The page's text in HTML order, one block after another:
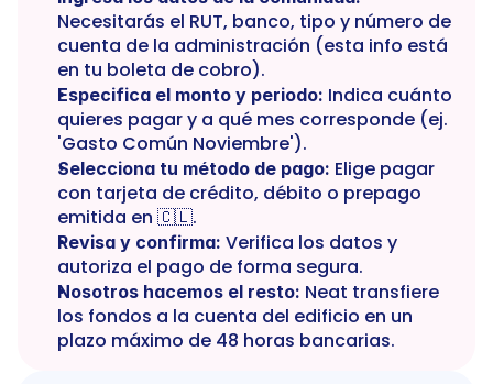
Necesitarás el RUT, banco, tipo y número de
cuenta de la administración (esta info está
en tu boleta de cobro).
Especifica el monto y periodo: Indica cuánto
quieres pagar y a qué mes corresponde (ej.
'Gasto Común Noviembre').
Selecciona tu método de pago: Elige pagar
con tarjeta de crédito, débito o prepago
emitida en 🇨🇱.
Revisa y confirma: Verifica los datos y
autoriza el pago de forma segura.
Nosotros hacemos el resto: Neat transfiere
los fondos a la cuenta del edificio en un
plazo máximo de 48 horas bancarias.